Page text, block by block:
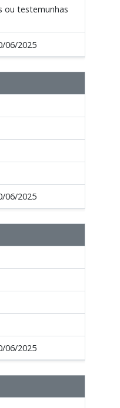
ou testemunhas
06/2025
06/2025
06/2025